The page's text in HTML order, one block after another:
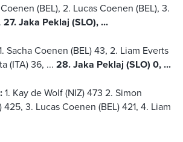
Coenen (BEL), 2. Lucas Coenen (BEL), 3.
27. Jaka Peklaj (SLO), ...
Sacha Coenen (BEL) 43, 2. Liam Everts
(ITA) 36, ... 28. Jaka Peklaj (SLO) 0, ...
1. Kay de Wolf (NIZ) 473 2. Simon
3. Lucas Coenen (BEL) 421, 4. Liam